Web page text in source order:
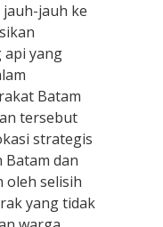
jauh ke
api yang
Batam
tersebut
strategis
Batam dan
oleh selisih
yang tidak